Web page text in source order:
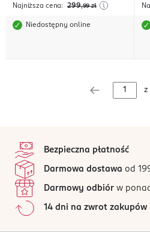
Najniższa cena: 299,99 zł
Niedostępny online
z
Bezpieczna płatność
Darmowa dostawa od
Darmowy odbiór w
14 dni na zwrot zakupów